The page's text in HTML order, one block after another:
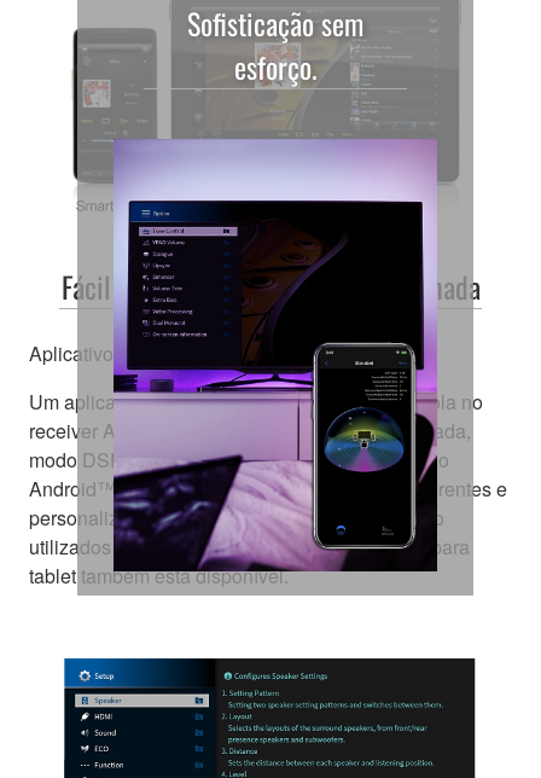
Sofisticação sem
esforço.
Fácil Operação, Configuração Detalhada
Aplicativo AV Controller
Um aplicativo fácil de usar; Com ele você controla no
receiver AV: potência, volume, seleções de entrada,
modo DSP e muito mais - tudo em um dispositivo
Android™ ou iOS. Escolha entre 23 línguas diferentes e
personalize a interface - escondendo ícones não
utilizados e renomeando funções. Uma versão para
tablet também está disponível.